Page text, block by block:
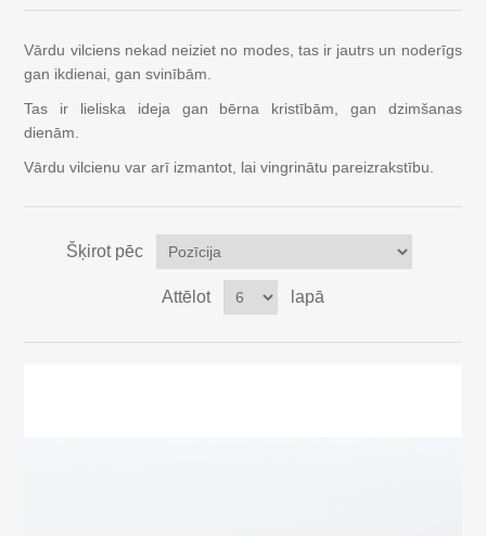
Bērnu gultas
Mojo Dzīvnieki
Aktivitātes Rotaļlietas bērniem, 0-3 gadi
Leļļu mājas, lauku sēta, aksesuāri
Vārdu vilciens nekad neiziet no modes, tas ir jautrs un noderīgs
gan ikdienai, gan svinībām.
Tas ir lieliska ideja gan bērna kristībām, gan dzimšanas
dienām.
Vārdu vilcienu var arī izmantot, lai vingrinātu pareizrakstību.
Šķirot pēc
Attēlot lapā